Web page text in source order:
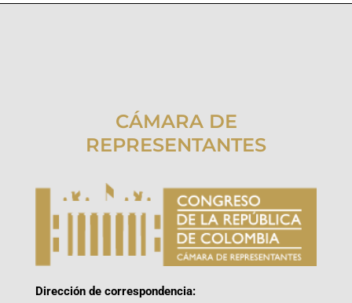
CÁMARA DE
REPRESENTANTES
Dirección de correspondencia: